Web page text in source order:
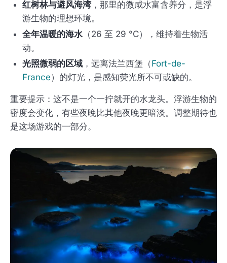
红树林与避风海湾，那里的微咸水富含养分，是浮
游生物的理想环境。
全年温暖的海水 （26 至 29 °C），维持着生物活
动。
光照微弱的区域 ，远离法兰西堡（Fort-de-
France）的灯光，是感知荧光所不可或缺的。
重要提示：这不是一个一拧就开的水龙头。浮游生物的
密度会变化，有些夜晚比其他夜晚更暗淡。调整期待也
是这场游戏的一部分。